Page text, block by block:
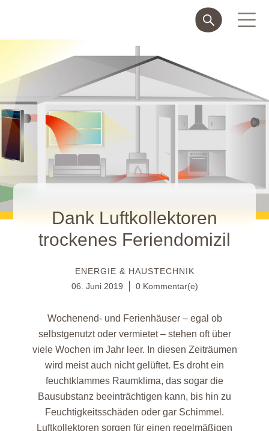
Dank Luftkollektoren
trockenes Feriendomizil
ENERGIE & HAUSTECHNIK
06. Juni 2019
0 Kommentar(e)
Wochenend- und Ferienhäuser – egal ob
selbstgenutzt oder vermietet – stehen oft über
viele Wochen im Jahr leer. In diesen Zeiträumen
wird meist auch nicht gelüftet. Es droht ein
feuchtklammes Raumklima, das sogar die
Bausubstanz beeinträchtigen kann, bis hin zu
Feuchtigkeitsschäden oder gar Schimmel.
Luftkollektoren sorgen für einen regelmäßigen